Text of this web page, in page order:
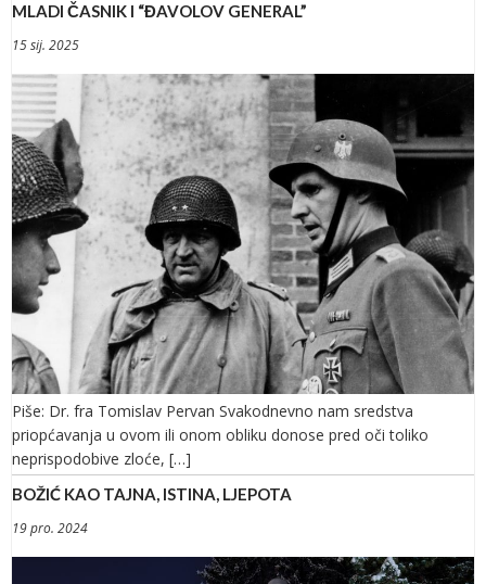
MLADI ČASNIK I “ĐAVOLOV GENERAL”
15 sij. 2025
Piše: Dr. fra Tomislav Pervan Svakodnevno nam sredstva
priopćavanja u ovom ili onom obliku donose pred oči toliko
neprispodobive zloće, […]
BOŽIĆ KAO TAJNA, ISTINA, LJEPOTA
19 pro. 2024